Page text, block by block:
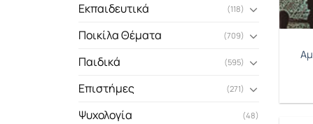
Εκπαιδευτικά (118)
Ποικίλα Θέματα (709)
Παιδικά (595)
Επιστήμες (271)
Ψυχολογία (48)